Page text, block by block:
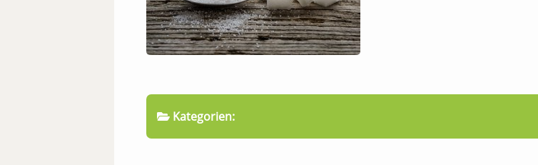
Kategorien: